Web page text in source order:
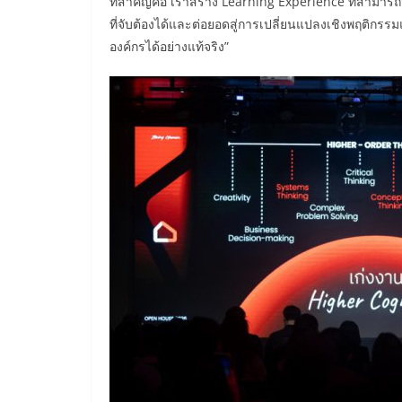
ที่จับต้องได้และต่อยอดสู่การเปลี่ยนแปลงเชิงพฤติกร
องค์กรได้อย่างแท้จริง”